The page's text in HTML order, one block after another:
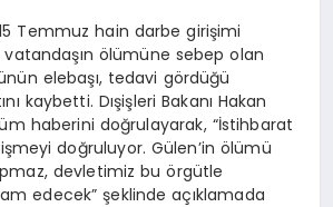
Temmuz hain darbe girişimi
vatandaşın ölümüne sebep olan
elebaşı, tedavi gördüğü
kaybetti. Dışişleri Bakanı Hakan
haberini doğrulayarak, “İstihbarat
doğruluyor. Gülen’in ölümü
devletimiz bu örgütle
edecek” şeklinde açıklamada